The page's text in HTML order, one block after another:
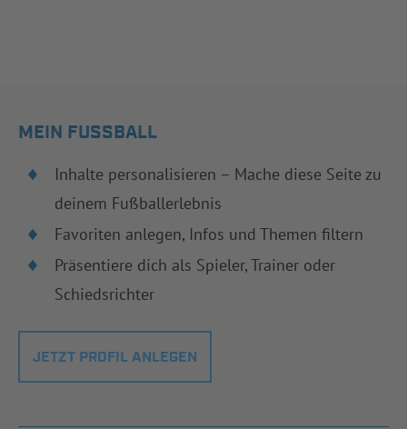
MEIN FUSSBALL
Inhalte personalisieren – Mache diese Seite zu
deinem Fußballerlebnis
Favoriten anlegen, Infos und Themen filtern
Präsentiere dich als Spieler, Trainer oder
Schiedsrichter
JETZT PROFIL ANLEGEN